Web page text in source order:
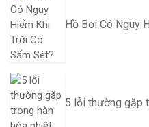
Hồ Bơi Có Nguy
5 lỗi thường gặp